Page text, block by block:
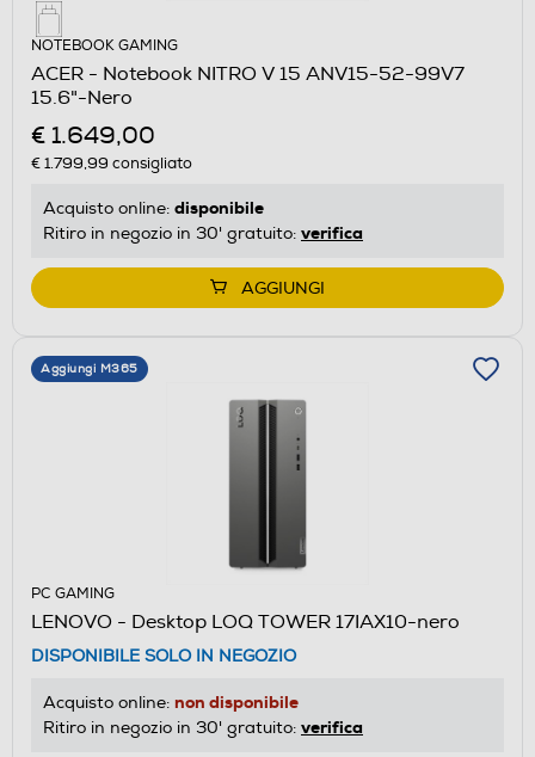
NOTEBOOK GAMING
ACER - Notebook NITRO V 15 ANV15-52-99V7
15.6"-Nero
€ 1.649,00
€ 1.799,99 consigliato
Acquisto online: disponibile
Ritiro in negozio in 30' gratuito: verifica
AGGIUNGI
Aggiungi M365
PC GAMING
LENOVO - Desktop LOQ TOWER 17IAX10-nero
DISPONIBILE SOLO IN NEGOZIO
Acquisto online: non disponibile
Ritiro in negozio in 30' gratuito: verifica